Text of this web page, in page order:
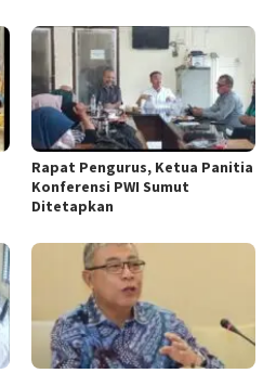
Rapat Pengurus, Ketua Panitia
Konferensi PWI Sumut
Ditetapkan